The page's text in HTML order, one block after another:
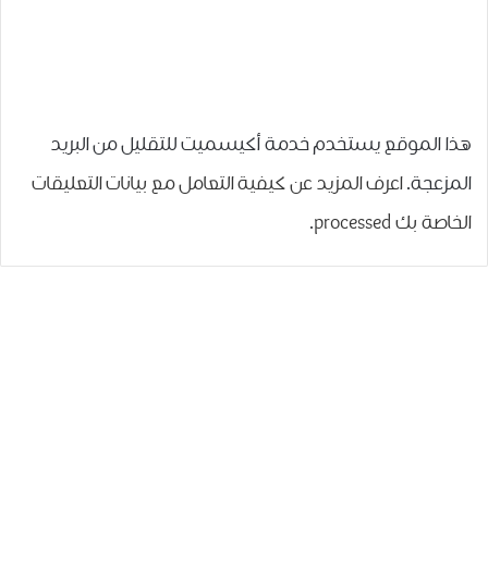
هذا الموقع يستخدم خدمة أكيسميت للتقليل من البريد
المزعجة.اعرف المزيد عن كيفية التعامل مع بيانات التعليقات
الخاصة بك processed
.